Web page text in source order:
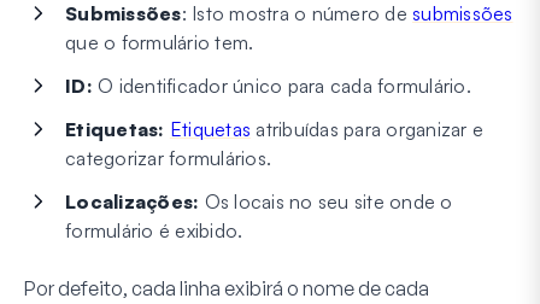
Submissões: Isto mostra o número de submissões
que o formulário tem.
ID: O identificador único para cada formulário.
Etiquetas: Etiquetas atribuídas para organizar e
categorizar formulários.
Localizações: Os locais no seu site onde o
formulário é exibido.
Por defeito, cada linha exibirá o nome de cada